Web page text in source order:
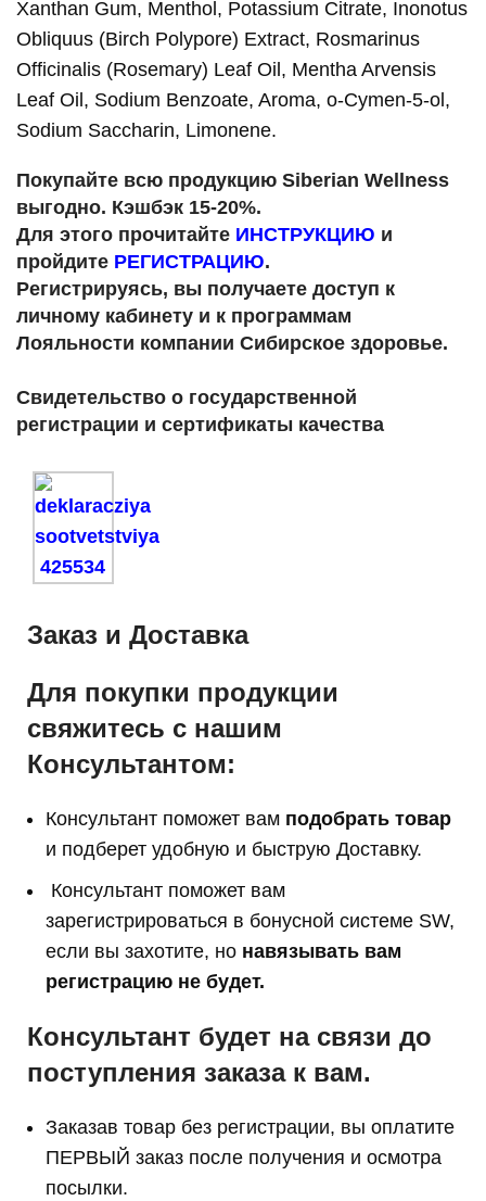
Xanthan Gum, Menthol, Potassium Citrate, Inonotus
Оbliquus (Birch Polypore) Extract, Rosmarinus
Officinalis (Rosemary) Leaf Oil, Mentha Arvensis
Leaf Oil, Sodium Benzoate, Aroma, o-Cymen-5-ol,
Sodium Saccharin, Limonene.
Покупайте всю продукцию Siberian Wellness
выгодно. Кэшбэк 15-20%.
Для этого прочитайте ИНСТРУКЦИЮ и
пройдите РЕГИСТРАЦИЮ.
Регистрируясь, вы получаете доступ к
личному кабинету и к программам
Лояльности компании Сибирское здоровье.
Свидетельство о государственной
регистрации и сертификаты качества
Заказ и Доставка
Для покупки продукции
свяжитесь с нашим
Консультантом:
Консультант поможет вам подобрать товар
и подберет удобную и быструю Доставку.
Консультант поможет вам
зарегистрироваться в бонусной системе SW,
если вы захотите, но навязывать вам
регистрацию не будет.
Консультант будет на связи до
поступления заказа к вам.
Заказав товар без регистрации, вы оплатите
ПЕРВЫЙ заказ после получения и осмотра
посылки.